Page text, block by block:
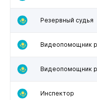
Резервный судья
Видеопомощник
Видеопомощник
Инспектор